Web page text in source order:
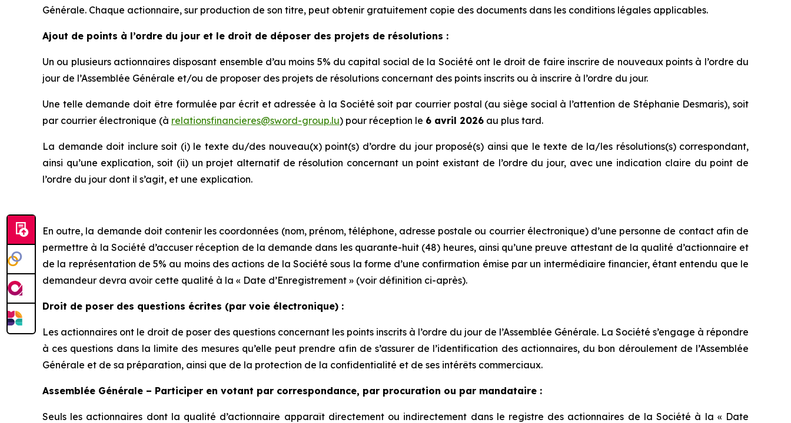
Générale. Chaque actionnaire, sur production de son titre, peut obtenir gratuitement copie des documents dans les conditions légales applicables.
Ajout de points à l’ordre du jour et le droit de déposer des projets de résolutions :
Un ou plusieurs actionnaires disposant ensemble d’au moins 5% du capital social de la Société ont le droit de faire inscrire de nouveaux points à l’ordre du
jour de l’Assemblée Générale et/ou de proposer des projets de résolutions concernant des points inscrits ou à inscrire à l’ordre du jour.
Une telle demande doit être formulée par écrit et adressée à la Société soit par courrier postal (au siège social à l’attention de Stéphanie Desmaris), soit
par courrier électronique (à relationsfinancieres@sword-group.lu) pour réception le 6 avril 2026 au plus tard.
La demande doit inclure soit (i) le texte du/des nouveau(x) point(s) d’ordre du jour proposé(s) ainsi que le texte de la/les résolutions(s) correspondant,
ainsi qu’une explication, soit (ii) un projet alternatif de résolution concernant un point existant de l’ordre du jour, avec une indication claire du point de
l’ordre du jour dont il s’agit, et une explication.
En outre, la demande doit contenir les coordonnées (nom, prénom, téléphone, adresse postale ou courrier électronique) d’une personne de contact afin de
permettre à la Société d’accuser réception de la demande dans les quarante-huit (48) heures, ainsi qu’une preuve attestant de la qualité d’actionnaire et
de la représentation de 5% au moins des actions de la Société sous la forme d’une confirmation émise par un intermédiaire financier, étant entendu que le
demandeur devra avoir cette qualité à la « Date d’Enregistrement » (voir définition ci-après).
Droit de poser des questions écrites (par voie électronique) :
Les actionnaires ont le droit de poser des questions concernant les points inscrits à l’ordre du jour de l’Assemblée Générale. La Société s’engage à répondre
à ces questions dans la limite des mesures qu’elle peut prendre afin de s’assurer de l’identification des actionnaires, du bon déroulement de l’Assemblée
Générale et de sa préparation, ainsi que de la protection de la confidentialité et de ses intérêts commerciaux.
Assemblée Générale – Participer en votant par correspondance, par procuration ou par mandataire :
Seuls les actionnaires dont la qualité d’actionnaire apparaît directement ou indirectement dans le registre des actionnaires de la Société à la « Date